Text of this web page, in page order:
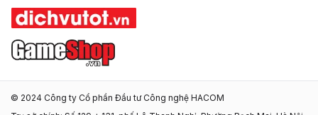
© 2024 Công ty Cổ phần Đầu tư Công nghệ HACOM